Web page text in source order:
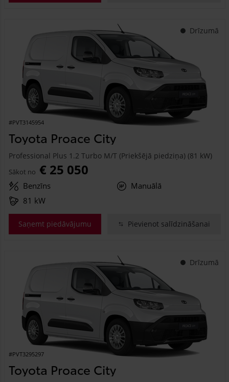
Drīzumā
#PVT3145954
Toyota Proace City
Professional Plus 1.2 Turbo M/T (Priekšējā piedziņa) (81 kW)
Sākot no € 25 050
Benzīns
Manuālā
81 kW
Saņemt piedāvājumu Pievienot salīdzināšanai
Drīzumā
#PVT3295297
Toyota Proace City